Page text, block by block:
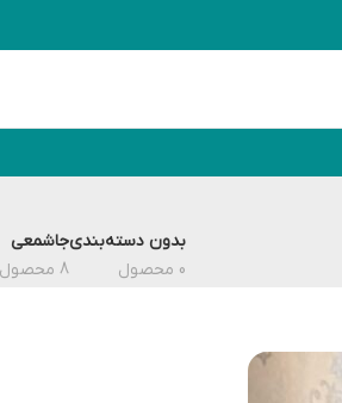
بدون دسته‌بندی
0 محصول
جاشمعی
8 محصول